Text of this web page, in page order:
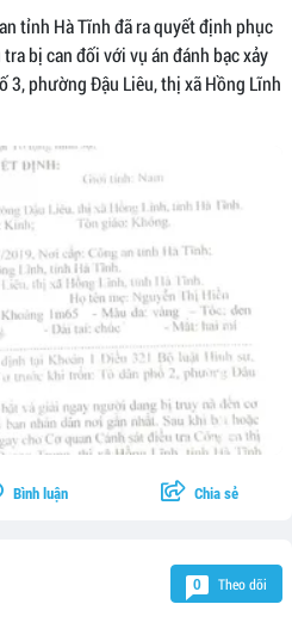
tỉnh Hà Tĩnh đã ra quyết định phục
bị can đối với vụ án đánh bạc xảy
3, phường Đậu Liêu, thị xã Hồng Lĩnh
Bình luận Chia sẻ
0 Theo dõi